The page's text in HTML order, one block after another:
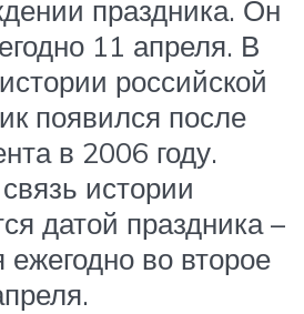
праздника. Он
11 апреля. В
российской
появился после
в 2006 году.
истории
датой праздника –
ежегодно во второе